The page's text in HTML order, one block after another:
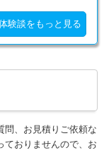
験談をもっと見る
問、お見積りご依頼な
ておりませんので、お